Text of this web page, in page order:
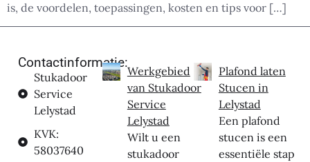
is, de voordelen, toepassingen, kosten en tips voor […]
Contactinformatie:
Stukadoor
Service
Lelystad
KVK:
58037640
Werkgebied
van Stukadoor
Service
Lelystad
Wilt u een
stukadoor
Plafond laten
Stucen in
Lelystad
Een plafond
stucen is een
essentiële stap